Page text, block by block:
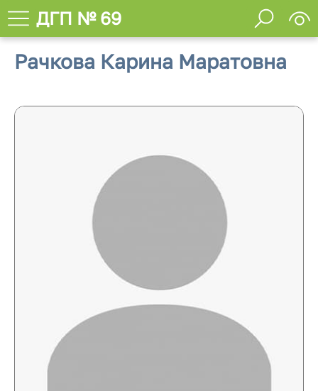
ДГП № 69
Рачкова Карина Маратовна